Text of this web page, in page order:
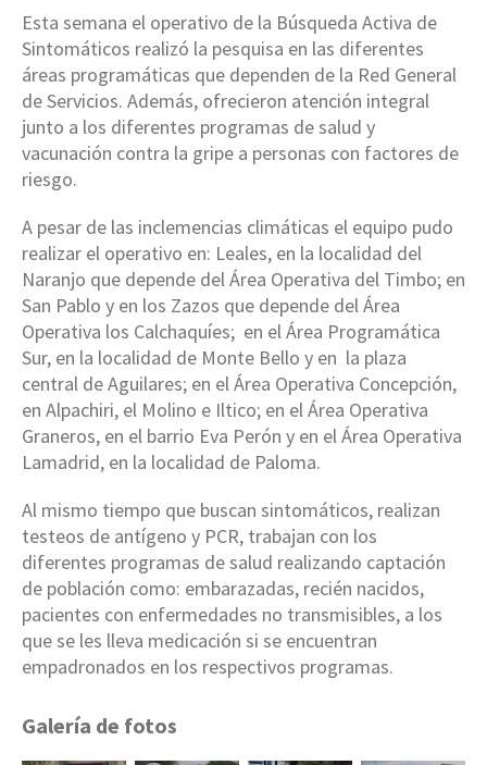
Esta semana el operativo de la Búsqueda Activa de
Sintomáticos realizó la pesquisa en las diferentes
áreas programáticas que dependen de la Red General
de Servicios. Además, ofrecieron atención integral
junto a los diferentes programas de salud y
vacunación contra la gripe a personas con factores de
riesgo.
A pesar de las inclemencias climáticas el equipo pudo
realizar el operativo en: Leales, en la localidad del
Naranjo que depende del Área Operativa del Timbo; en
San Pablo y en los Zazos que depende del Área
Operativa los Calchaquíes; en el Área Programática
Sur, en la localidad de Monte Bello y en la plaza
central de Aguilares; en el Área Operativa Concepción,
en Alpachiri, el Molino e Iltico; en el Área Operativa
Graneros, en el barrio Eva Perón y en el Área Operativa
Lamadrid, en la localidad de Paloma.
Al mismo tiempo que buscan sintomáticos, realizan
testeos de antígeno y PCR, trabajan con los
diferentes programas de salud realizando captación
de población como: embarazadas, recién nacidos,
pacientes con enfermedades no transmisibles, a los
que se les lleva medicación si se encuentran
empadronados en los respectivos programas.
Galería de fotos